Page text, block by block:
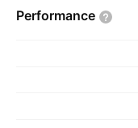
Performance